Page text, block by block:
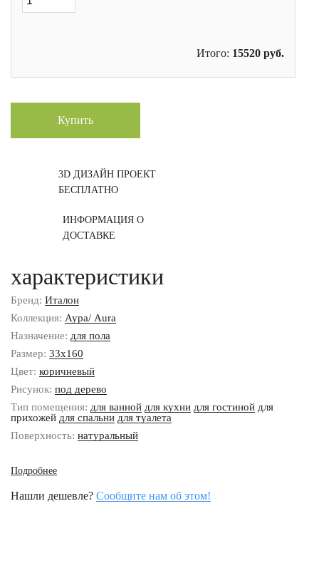
Итого: 15520 руб.
Купить
3D ДИЗАЙН ПРОЕКТ
БЕСПЛАТНО
ИНФОРМАЦИЯ О
ДОСТАВКЕ
характеристики
Бренд: Италон
Коллекция: Аура/ Aura
Назначение: для пола
Размер: 33x160
Цвет: коричневый
Рисунок: под дерево
Тип помещения: для ванной для кухни для гостиной для
прихожей для спальни для туалета
Поверхность: натуральный
Подробнее
Нашли дешевле? Сообщите нам об этом!